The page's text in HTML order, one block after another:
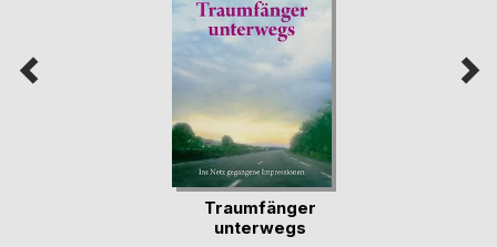
Traumfänger
unterwegs